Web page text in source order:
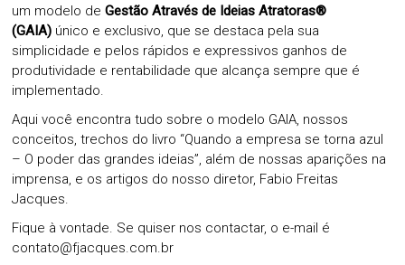
um modelo deGestão Através de Ideias Atratoras®
(GAIA) único e exclusivo, que se destaca pela sua
simplicidade e pelos rápidos e expressivos ganhos de
produtividade e rentabilidade que alcança sempre que é
implementado.
Aqui você encontra tudo sobre o modelo GAIA, nossos
conceitos, trechos do livro “Quando a empresa se torna azul
– O poder das grandes ideias”, além de nossas aparições na
imprensa, e os artigos do nosso diretor, Fabio Freitas
Jacques.
Fique à vontade. Se quiser nos contactar, o e-mail é
contato@fjacques.com.br